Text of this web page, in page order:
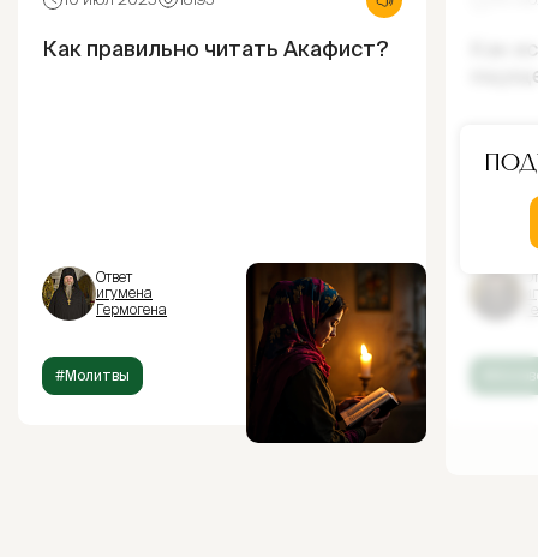
Как правильно читать Акафист?
Ответ
игумена
Гермогена
#Молитвы
Как